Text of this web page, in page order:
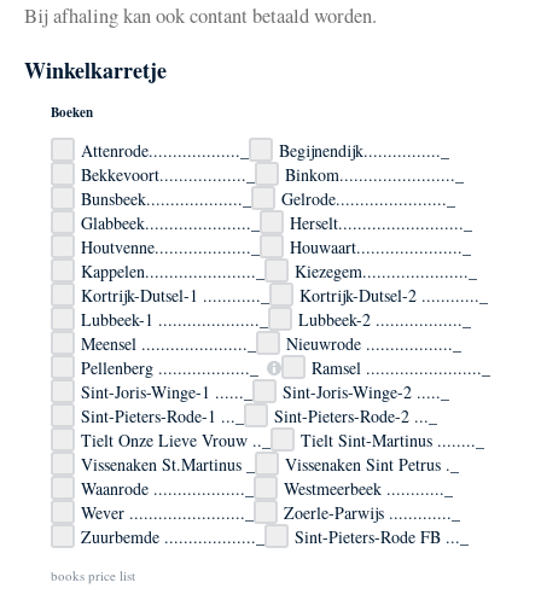
Bij afhaling kan ook contant betaald worden.
Winkelkarretje
Boeken
Attenrode..................._
Begijnendijk................_
Bekkevoort.................._
Binkom........................_
Bunsbeek...................._
Gelrode......................._
Glabbeek......................_
Herselt.........................._
Houtvenne...................._
Houwaart......................_
Kappelen......................._
Kiezegem......................_
Kortrijk-Dutsel-1 ............_
Kortrijk-Dutsel-2 ............_
Lubbeek-1 ....................._
Lubbeek-2 .................._
Meensel ......................_
Nieuwrode .................._
Pellenberg ..................._
Ramsel ........................_
Sint-Joris-Winge-1 ......_
Sint-Joris-Winge-2 ....._
Sint-Pieters-Rode-1 ..._
Sint-Pieters-Rode-2 ..._
Tielt Onze Lieve Vrouw .._
Tielt Sint-Martinus ........_
Vissenaken St.Martinus _
Vissenaken Sint Petrus ._
Waanrode ..................._
Westmeerbeek ............_
Wever ........................_
Zoerle-Parwijs ............._
Zuurbemde ..................._
Sint-Pieters-Rode FB ..._
books price list